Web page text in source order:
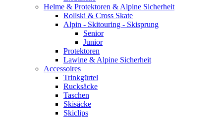
Helme & Protektoren & Alpine Sicherheit
Rollski & Cross Skate
Alpin - Skitouring - Skisprung
Senior
Junior
Protektoren
Lawine & Alpine Sicherheit
Accessoires
Trinkgürtel
Rucksäcke
Taschen
Skisäcke
Skiclips